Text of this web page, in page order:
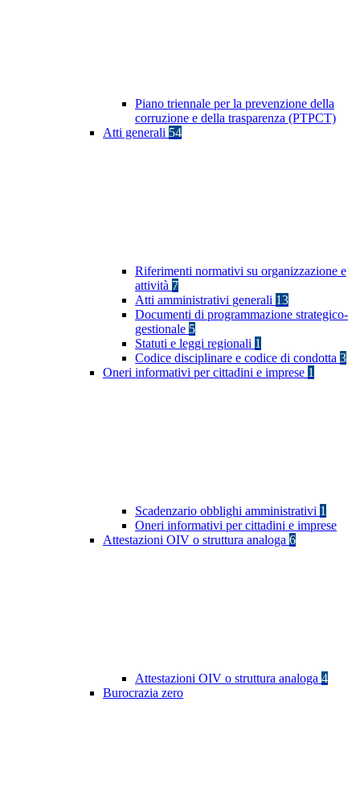
Piano triennale per la prevenzione della
corruzione e della trasparenza (PTPCT)
Atti generali 54
Riferimenti normativi su organizzazione e
attività 7
Atti amministrativi generali 13
Documenti di programmazione strategico-
gestionale 5
Statuti e leggi regionali 1
Codice disciplinare e codice di condotta 3
Oneri informativi per cittadini e imprese 1
Scadenzario obblighi amministrativi 1
Oneri informativi per cittadini e imprese
Attestazioni OIV o struttura analoga 6
Attestazioni OIV o struttura analoga 4
Burocrazia zero